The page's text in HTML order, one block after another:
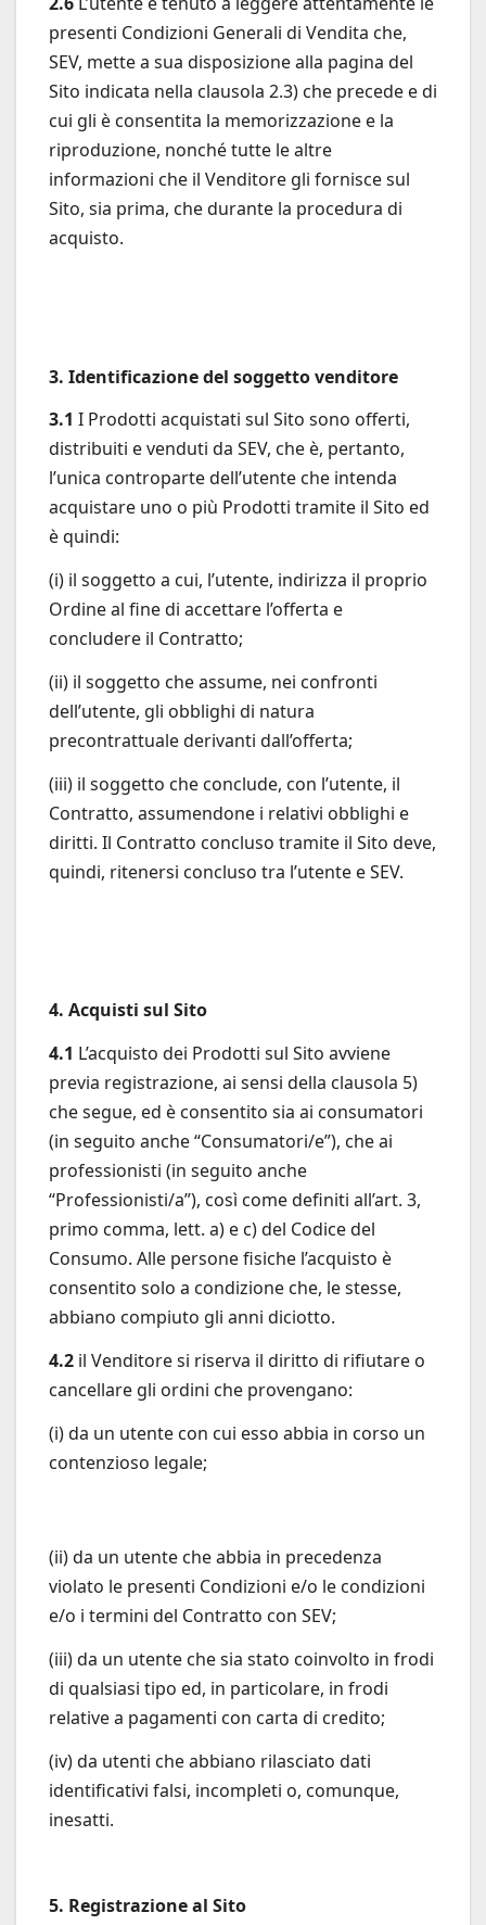
presenti Condizioni Generali di Vendita che,
SEV, mette a sua disposizione alla pagina del
Sito indicata nella clausola 2.3) che precede e di
cui gli è consentita la memorizzazione e la
riproduzione, nonché tutte le altre
informazioni che il Venditore gli fornisce sul
Sito, sia prima, che durante la procedura di
acquisto.
3. Identificazione del soggetto venditore
3.1 I Prodotti acquistati sul Sito sono offerti,
distribuiti e venduti da SEV, che è, pertanto,
l’unica controparte dell’utente che intenda
acquistare uno o più Prodotti tramite il Sito ed
è quindi:
(i) il soggetto a cui, l’utente, indirizza il proprio
Ordine al fine di accettare l’offerta e
concludere il Contratto;
(ii) il soggetto che assume, nei confronti
dell’utente, gli obblighi di natura
precontrattuale derivanti dall’offerta;
(iii) il soggetto che conclude, con l’utente, il
Contratto, assumendone i relativi obblighi e
diritti. Il Contratto concluso tramite il Sito deve,
quindi, ritenersi concluso tra l’utente e SEV.
4. Acquisti sul Sito
4.1 L’acquisto dei Prodotti sul Sito avviene
previa registrazione, ai sensi della clausola 5)
che segue, ed è consentito sia ai consumatori
(in seguito anche “Consumatori/e”), che ai
professionisti (in seguito anche
“Professionisti/a”), così come definiti all’art. 3,
primo comma, lett. a) e c) del Codice del
Consumo. Alle persone fisiche l’acquisto è
consentito solo a condizione che, le stesse,
abbiano compiuto gli anni diciotto.
4.2 il Venditore si riserva il diritto di rifiutare o
cancellare gli ordini che provengano:
(i) da un utente con cui esso abbia in corso un
contenzioso legale;
(ii) da un utente che abbia in precedenza
violato le presenti Condizioni e/o le condizioni
e/o i termini del Contratto con SEV;
(iii) da un utente che sia stato coinvolto in frodi
di qualsiasi tipo ed, in particolare, in frodi
relative a pagamenti con carta di credito;
(iv) da utenti che abbiano rilasciato dati
identificativi falsi, incompleti o, comunque,
inesatti.
5. Registrazione al Sito